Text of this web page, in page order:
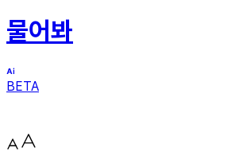
물어봐
BETA